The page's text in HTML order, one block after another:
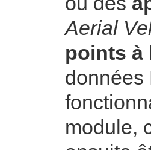
Aerial
points à
données
module,